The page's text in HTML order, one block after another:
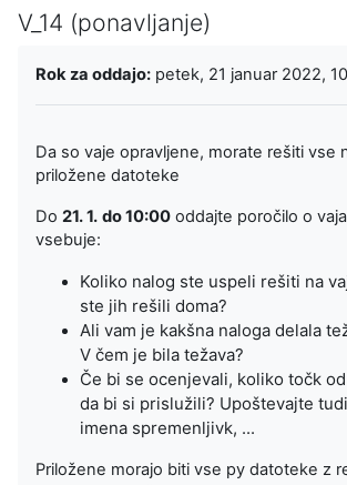
V_14 (ponavljanje)
Rok za oddajo: petek, 21 januar 2022,
Da so vaje opravljene, morate rešiti vse
priložene datoteke
Do 21. 1. do10:00 oddajte poročilo o
vsebuje:
Koliko nalog ste uspeli rešiti na
ste jih rešili doma?
Ali vam je kakšna naloga delala
V čem je bila težava?
Če bi se ocenjevali, koliko točk
da bi si prislužili? Upoštevajte
imena spremenljivk, ...
Priložene morajo biti vse py datoteke z